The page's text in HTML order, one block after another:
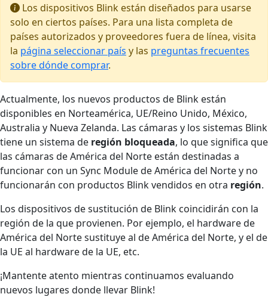
Los dispositivos Blink están diseñados para usarse
solo en ciertos países. Para una lista completa de
países autorizados y proveedores fuera de línea, visita
la página seleccionar país y las preguntas frecuentes
sobre dónde comprar.
Actualmente, los nuevos productos de Blink están
disponibles en Norteamérica, UE/Reino Unido, México,
Australia y Nueva Zelanda. Las cámaras y los sistemas Blink
tiene un sistema de región bloqueada, lo que significa que
las cámaras de América del Norte están destinadas a
funcionar con un Sync Module de América del Norte y no
funcionarán con productos Blink vendidos en otra región.
Los dispositivos de sustitución de Blink coincidirán con la
región de la que provienen. Por ejemplo, el hardware de
América del Norte sustituye al de América del Norte, y el de
la UE al hardware de la UE, etc.
¡Mantente atento mientras continuamos evaluando
nuevos lugares donde llevar Blink!